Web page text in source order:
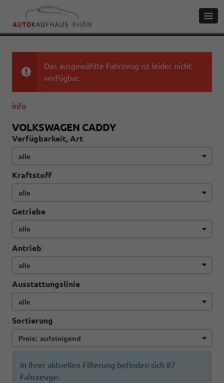
Das ausgewählte Fahrzeug ist leider nicht
verfügbar.
info
VOLKSWAGEN CADDY
Verfügbarkeit, Art
Kraftstoff
Getriebe
Antrieb
Ausstattungslinie
Sortierung
In Ihrer aktuellen Filterung befinden sich 87
Fahrzeuge: